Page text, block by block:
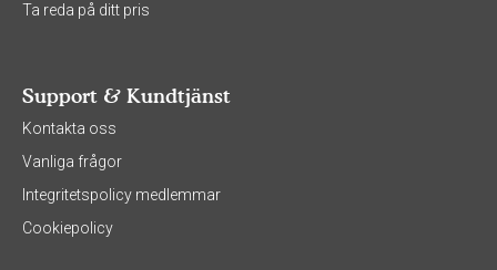
Ta reda på ditt pris
Support & Kundtjänst
Kontakta oss
Vanliga frågor
Integritetspolicy medlemmar
Cookiepolicy